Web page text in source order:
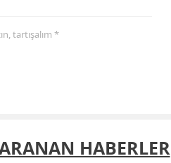
tartışalım *
HABERLER